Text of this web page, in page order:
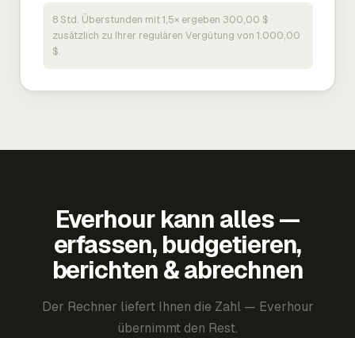
8 Std. Überstunden mit 1,5× ergeben 300,00 $
zusätzlich zu Ihrer regulären Vergütung von 1.000,00
$.
Everhour kann alles —
erfassen, budgetieren,
berichten & abrechnen
Der Rechner liefert Ihnen die Zahl — Everhour
übernimmt den Rest.